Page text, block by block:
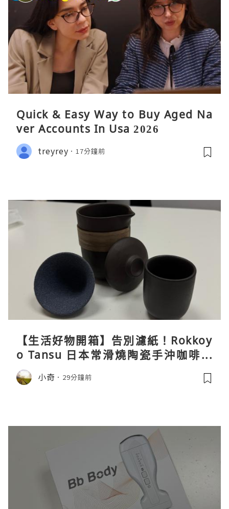
Quick & Easy Way to Buy Aged Na
ver Accounts In Usa 2026
treyrey 17分鐘前
【生活好物開箱】告別濾紙！Rokkoy
o Tansu 日本常滑燒陶瓷手沖咖啡組
親身試用＆真實評價
小奇 29分鐘前